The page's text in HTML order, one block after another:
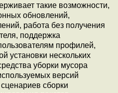
такие возможности,
обновлений,
работа без получения
поддержка
профилей,
установки нескольких
уборки мусора
версий
сборки